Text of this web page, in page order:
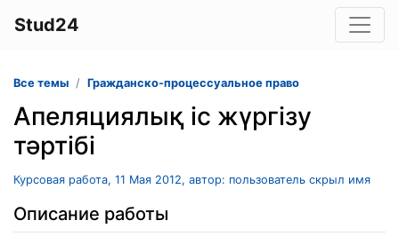
Stud24
Все темы Гражданско-процессуальное право
Апеляциялық іс жүргізу
тәртібі
Курсовая работа, 11 Мая 2012, автор: пользователь скрыл имя
Описание работы